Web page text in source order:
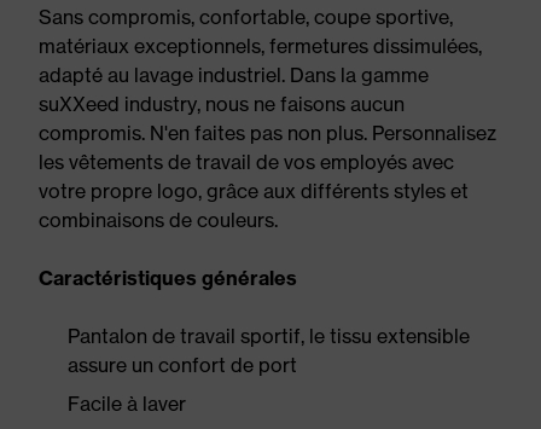
Sans compromis, confortable, coupe sportive,
matériaux exceptionnels, fermetures dissimulées,
adapté au lavage industriel. Dans la gamme
suXXeed industry, nous ne faisons aucun
compromis. N'en faites pas non plus. Personnalisez
les vêtements de travail de vos employés avec
votre propre logo, grâce aux différents styles et
combinaisons de couleurs.
Caractéristiques générales
Pantalon de travail sportif, le tissu extensible
assure un confort de port
Facile à laver